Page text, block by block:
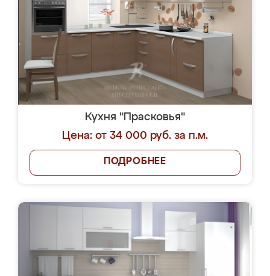
Кухня "Прасковья"
Цена: от 34 000 руб. за п.м.
ПОДРОБНЕЕ